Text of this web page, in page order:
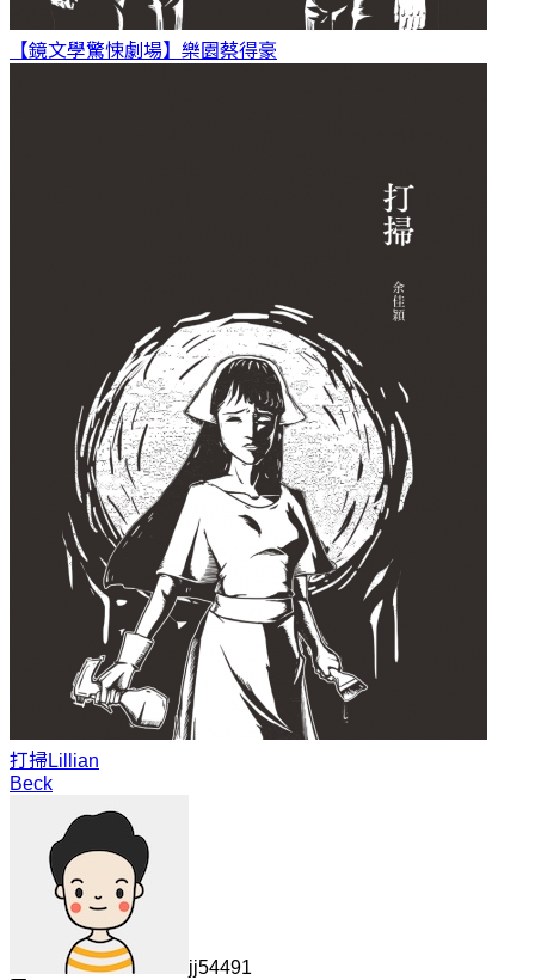
【鏡文學驚悚劇場】樂園蔡得豪
打掃Lillian
Beck
jj54491